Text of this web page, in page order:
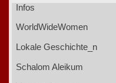
Infos
WorldWideWomen
Lokale Geschichte_n
Schalom Aleikum